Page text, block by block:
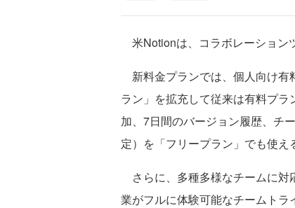
米Notionは、コラボレーション
新料金プランでは、個人向け有
ラン」を拡充して従来は有料プ
加、7日間のバージョン履歴、チ
定）を「フリープラン」でも使え
さらに、多種多様なチームに対
業がフルに体験可能なチームト